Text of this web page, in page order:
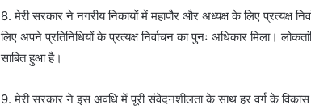
8. मेरी सरकार ने नगरीय निकायों में महापौर और अध्यक्ष के लिए प्रत्यक्ष
लिए अपने प्रतिनिधियों के प्रत्यक्ष निर्वाचन का पुनः अधिकार मिला।
साबित हुआ है।
9. मेरी सरकार ने इस अवधि में पूरी संवेदनशीलता के साथ हर वर्ग के विकास